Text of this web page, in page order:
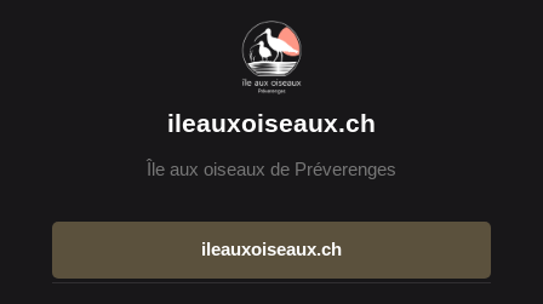
ileauxoiseaux.ch
Île aux oiseaux de Préverenges
ileauxoiseaux.ch